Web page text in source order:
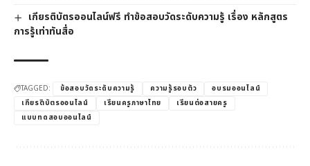
เกียรติบัตรออนไลน์ฟรี ทำข้อสอบวัดระดับความรู้ เรื่อง หลักสูตร
การรู้เท่าทันสื่อ
TAGGED: ข้อสอบวัดระดับความรู้ ความรู้รอบตัว
อบรมออนไลน์
เกียรติบัตรออนไลน์
เรียนครูภาษาไทย
เรียนต่อสายครู
แบบทดสอบออนไลน์